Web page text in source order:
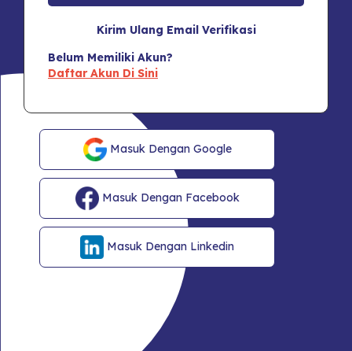
Kirim Ulang Email Verifikasi
Belum Memiliki Akun?
Daftar Akun Di Sini
Masuk Dengan Google
Masuk Dengan Facebook
Masuk Dengan Linkedin